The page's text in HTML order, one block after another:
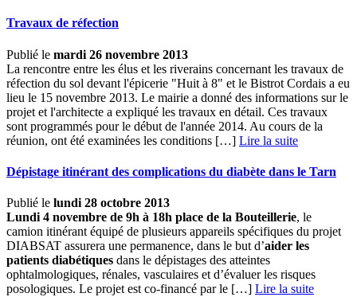
Travaux de réfection
Publié le mardi 26 novembre 2013
La rencontre entre les élus et les riverains concernant les travaux de
réfection du sol devant l'épicerie "Huit à 8" et le Bistrot Cordais a eu
lieu le 15 novembre 2013. Le mairie a donné des informations sur le
projet et l'architecte a expliqué les travaux en détail. Ces travaux
sont programmés pour le début de l'année 2014. Au cours de la
réunion, ont été examinées les conditions […] ­ Lire la suite
Dépistage itinérant des complications du diabète dans le Tarn
Publié le lundi 28 octobre 2013
Lundi 4 novembre de 9h à 18h place de la Bouteillerie, le
camion itinérant équipé de plusieurs appareils spécifiques du projet
DIABSAT assurera une permanence, dans le but d’aider les
patients diabétiques dans le dépistages des atteintes
ophtalmologiques, rénales, vasculaires et d’évaluer les risques
posologiques. Le projet est co-financé par le […] ­ Lire la suite